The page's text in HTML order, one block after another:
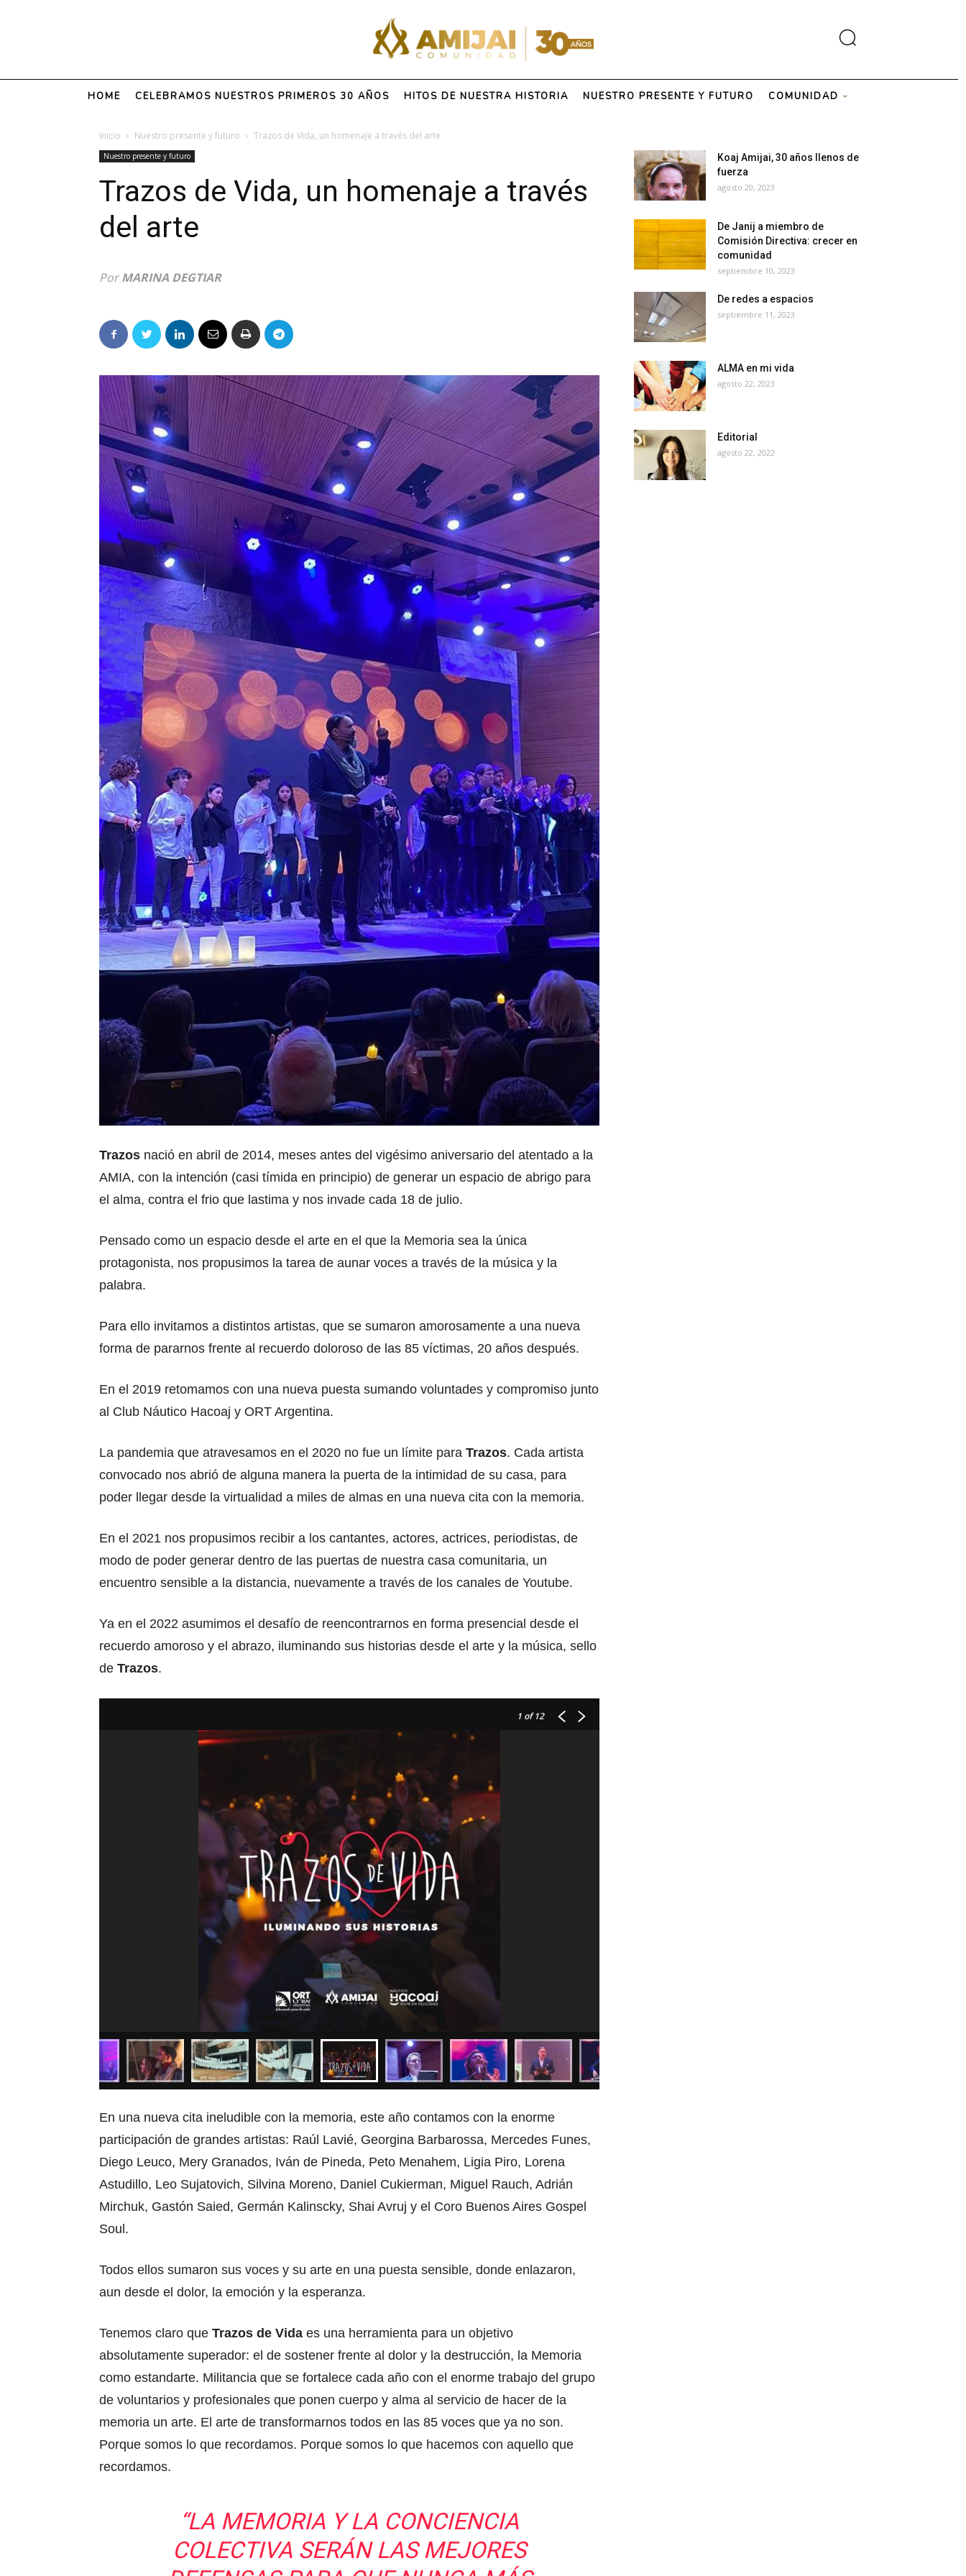
HOME CELEBRAMOS NUESTROS PRIMEROS 30 AÑOS HITOS DE NUESTRA HISTORIA NUESTRO PRESENTE Y FUTURO COMUNIDAD
Inicio Nuestro presente y futuro Trazos de Vida, un homenaje a través del arte
Nuestro presente y futuro
Trazos de Vida, un homenaje a través
del arte
PorMARINA DEGTIAR
Trazos nació en abril de 2014, meses antes del vigésimo aniversario del atentado a la
AMIA, con la intención (casi tímida en principio) de generar un espacio de abrigo para
el alma, contra el frio que lastima y nos invade cada 18 de julio.
Pensado como un espacio desde el arte en el que la Memoria sea la única
protagonista, nos propusimos la tarea de aunar voces a través de la música y la
palabra.
Para ello invitamos a distintos artistas, que se sumaron amorosamente a una nueva
forma de pararnos frente al recuerdo doloroso de las 85 víctimas, 20 años después.
En el 2019 retomamos con una nueva puesta sumando voluntades y compromiso junto
al Club Náutico Hacoaj y ORT Argentina.
La pandemia que atravesamos en el 2020 no fue un límite para Trazos. Cada artista
convocado nos abrió de alguna manera la puerta de la intimidad de su casa, para
poder llegar desde la virtualidad a miles de almas en una nueva cita con la memoria.
En el 2021 nos propusimos recibir a los cantantes, actores, actrices, periodistas, de
modo de poder generar dentro de las puertas de nuestra casa comunitaria, un
encuentro sensible a la distancia, nuevamente a través de los canales de Youtube.
Ya en el 2022 asumimos el desafío de reencontrarnos en forma presencial desde el
recuerdo amoroso y el abrazo, iluminando sus historias desde el arte y la música, sello
de Trazos.
1 of 12
En una nueva cita ineludible con la memoria, este año contamos con la enorme
participación de grandes artistas: Raúl Lavié, Georgina Barbarossa, Mercedes Funes,
Diego Leuco, Mery Granados, Iván de Pineda, Peto Menahem, Ligia Piro, Lorena
Astudillo, Leo Sujatovich, Silvina Moreno, Daniel Cukierman, Miguel Rauch, Adrián
Mirchuk, Gastón Saied, Germán Kalinscky, Shai Avruj y el Coro Buenos Aires Gospel
Soul.
Todos ellos sumaron sus voces y su arte en una puesta sensible, donde enlazaron,
aun desde el dolor, la emoción y la esperanza.
Tenemos claro que Trazos de Vida es una herramienta para un objetivo
absolutamente superador: el de sostener frente al dolor y la destrucción, la Memoria
como estandarte. Militancia que se fortalece cada año con el enorme trabajo del grupo
de voluntarios y profesionales que ponen cuerpo y alma al servicio de hacer de la
memoria un arte. El arte de transformarnos todos en las 85 voces que ya no son.
Porque somos lo que recordamos. Porque somos lo que hacemos con aquello que
recordamos.
“LA MEMORIA Y LA CONCIENCIA
COLECTIVA SERÁN LAS MEJORES
Koaj Amijai, 30 años llenos de
fuerza
agosto 20, 2023
De Janij a miembro de
Comisión Directiva: crecer en
comunidad
septiembre 10, 2023
De redes a espacios
septiembre 11, 2023
ALMA en mi vida
agosto 22, 2023
Editorial
agosto 22, 2022